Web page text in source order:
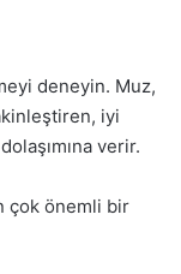
deneyin. Muz,
iyi
verir.
çok önemli bir